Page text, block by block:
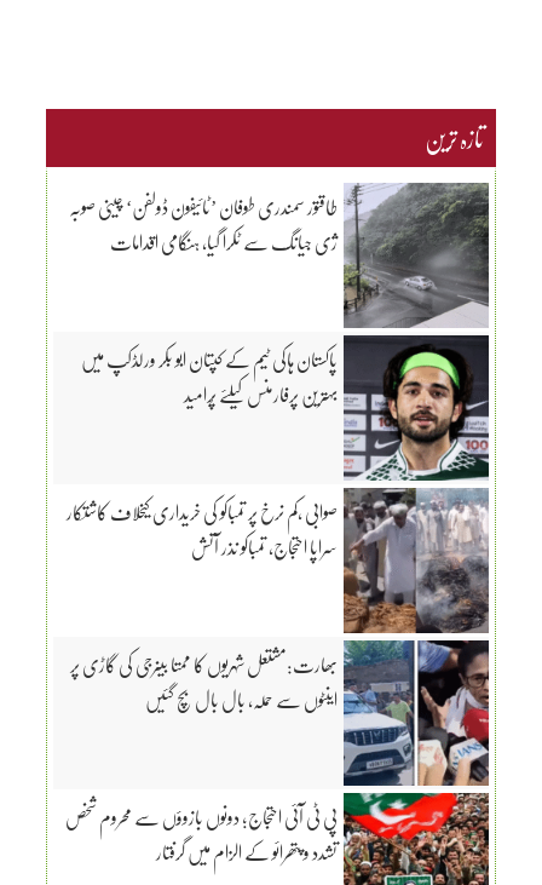
تازہ ترین
طاقتور سمندری طوفان ’ٹائیفون ڈولفن‘ چینی صوبہ
ژی جیانگ سے ٹکرا گیا، ہنگامی اقدامات
پاکستان ہاکی ٹیم کے کپتان ابو بکر ورلڈکپ میں
بہترین پرفارمنس کیلئے پُرامید
صوابی ،کم نرخ پر تمباکو کی خریداری کیخلاف کاشتکار
سراپا احتجاج، تمباکو نذر آتش
بھارت:مشتعل شہریوں کا ممتا بینرجی کی گاڑی پر
اینٹوں سے حملہ، بال بال بچ گئیں
پی ٹی آئی احتجاج؛ دونوں بازوؤں سے محروم شخص
تشدد و پتھرائو کے الزام میں گرفتار